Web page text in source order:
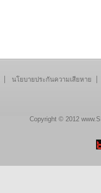
นโยบายประกันความเสียหาย
Copyright © 2012